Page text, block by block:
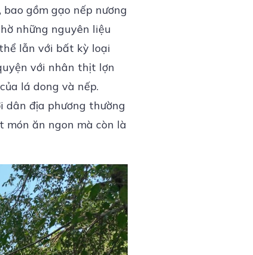
gồm gạo nếp nương
những nguyên liệu
lẫn với bất kỳ loại
với nhân thịt lợn
lá dong và nếp.
dân địa phương thường
món ăn ngon mà còn là